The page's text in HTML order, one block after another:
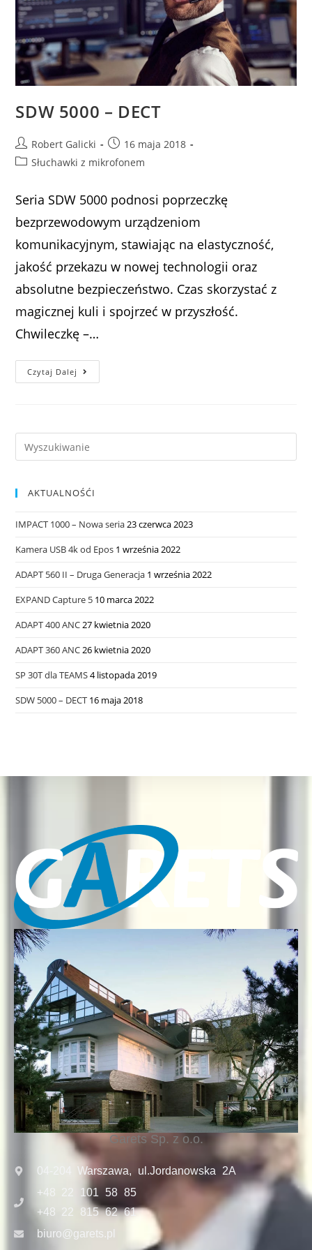
SDW 5000 – DECT
Robert Galicki
16 maja 2018
Słuchawki z mikrofonem
Seria SDW 5000 podnosi poprzeczkę
bezprzewodowym urządzeniom
komunikacyjnym, stawiając na elastyczność,
jakość przekazu w nowej technologii oraz
absolutne bezpieczeństwo. Czas skorzystać z
magicznej kuli i spojrzeć w przyszłość.
Chwileczkę –…
Czytaj Dalej
AKTUALNOŚĆI
IMPACT 1000 – Nowa seria23 czerwca 2023
Kamera USB 4k od Epos 1 września 2022
ADAPT 560 II – Druga Generacja 1 września 2022
EXPAND Capture 5 10 marca 2022
ADAPT 400 ANC27 kwietnia 2020
ADAPT 360 ANC26 kwietnia 2020
SP 30T dla TEAMS4 listopada 2019
SDW 5000 – DECT 16 maja 2018
Garets Sp. z o.o.
04-204 Warszawa, ul.Jordanowska 2A
+48 22 101 58 85
+48 22 815 62 61
biuro@garets.pl